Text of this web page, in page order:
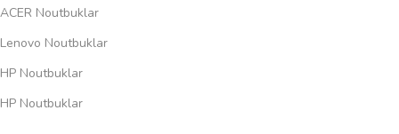
ACER Noutbuklar
Lenovo Noutbuklar
HP Noutbuklar
HP Noutbuklar